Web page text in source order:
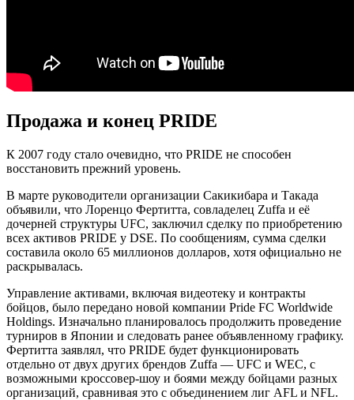
Продажа и конец PRIDE
К 2007 году стало очевидно, что PRIDE не способен
восстановить прежний уровень.
В марте руководители организации Сакикибара и Такада
объявили, что Лоренцо Фертитта, совладелец Zuffa и её
дочерней структуры UFC, заключил сделку по приобретению
всех активов PRIDE у DSE. По сообщениям, сумма сделки
составила около 65 миллионов долларов, хотя официально не
раскрывалась.
Управление активами, включая видеотеку и контракты
бойцов, было передано новой компании Pride FC Worldwide
Holdings. Изначально планировалось продолжить проведение
турниров в Японии и следовать ранее объявленному графику.
Фертитта заявлял, что PRIDE будет функционировать
отдельно от двух других брендов Zuffa — UFC и WEC, с
возможными кроссовер-шоу и боями между бойцами разных
организаций, сравнивая это с объединением лиг AFL и NFL.